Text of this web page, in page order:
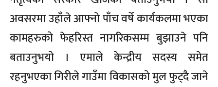
अवसरमा उहाँले आफ्नो पाँच वर्षे कार्यकलमा भएका
कामहरुको फेहरिस्त नागरिकसम्म बुझाउने पनि
बताउनुभयो । एमाले केन्द्रीय सदस्य समेत
रहनुभएका गिरीले गाउँमा विकासको मुल फुट्दै जाने